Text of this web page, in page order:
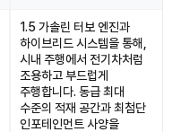
1.5 가솔린 터보 엔진과
하이브리드 시스템을 통해,
시내 주행에서 전기차처럼
조용하고 부드럽게
주행합니다. 동급 최대
수준의 적재 공간과 최첨단
인포테인먼트 사양을